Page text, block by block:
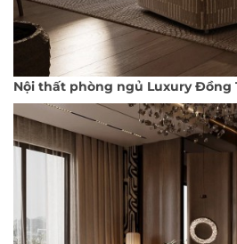
Nội thất phòng ngủ Luxury Đồng